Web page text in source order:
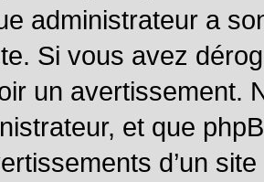
administrateur a
Si vous avez
un avertissement.
et que
d’un